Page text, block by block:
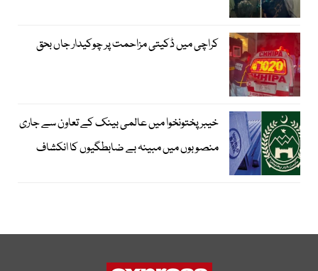
کراچی میں ڈکیتی مزاحمت پر چوکیدار جاں بحق
خیبرپختونخوا میں عالمی بینک کے تعاون سے جاری
منصوبوں میں مبینہ بے ضابطگیوں کا انکشاف